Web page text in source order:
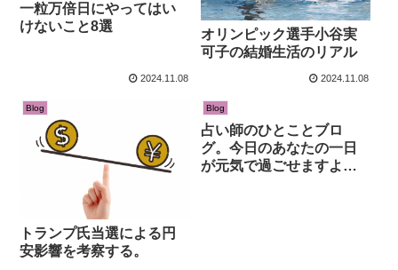
一粒万倍日にやってはい
けないこと8選
2024.11.08
オリンピック選手小谷実
可子の結婚生活のリアル
2024.11.08
Blog
トランプ氏当選による円
安影響を考察する。
Blog
占い師のひとことブロ
グ。今日のあなたの一日
が元気で過ごせますよう